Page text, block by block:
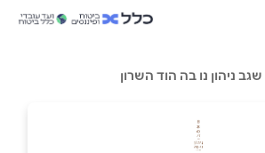
ניהון נו בה הוד השרון